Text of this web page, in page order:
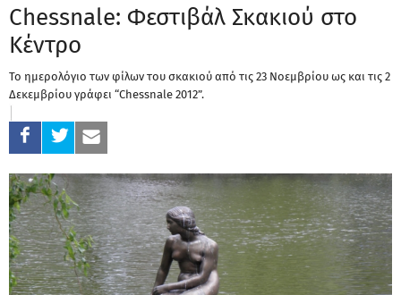
Chessnale: Φεστιβάλ Σκακιού στο
Κέντρο
Το ημερολόγιο των φίλων του σκακιού από τις 23 Νοεμβρίου ως και τις 2
Δεκεμβρίου γράφει “Chessnale 2012”.